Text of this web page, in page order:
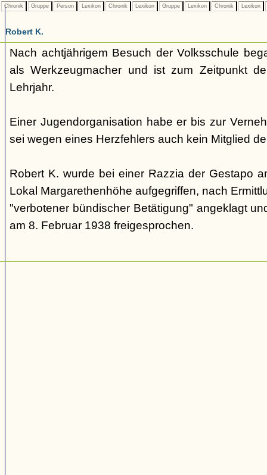
Chronik Gruppe Person Lexikon Chronik Lexikon Gruppe Lexikon Chronik Lexikon
Robert K.
Nach achtjährigem Besuch der Volksschule
als Werkzeugmacher und ist zum Zeitpunkt
Lehrjahr.
Einer Jugendorganisation habe er bis zur
sei wegen eines Herzfehlers auch kein Mitglied
Robert K. wurde bei einer Razzia der Gestapo
Lokal Margarethenhöhe aufgegriffen, nach
"verbotener bündischer Betätigung" angeklagt
am 8. Februar 1938 freigesprochen.